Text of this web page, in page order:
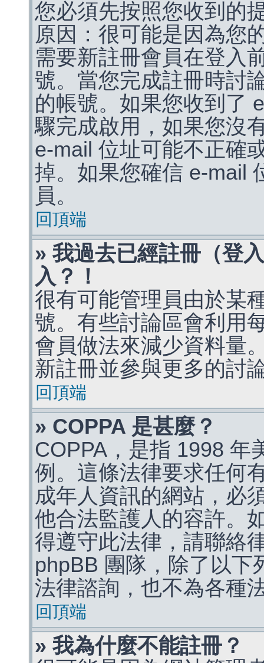
您必須先按照您收到的
原因：很可能是因為您
需要新註冊會員在登入
號。當您完成註冊時討
的帳號。如果您收到了
驟完成啟用，如果您沒
e-mail 位址可能不正確
掉。如果您確信 e-mail
員。
回頂端
» 我過去已經註冊（登
入？！
很有可能管理員由於某
號。有些討論區會利用
會員做法來減少資料量
新註冊並參與更多的討
回頂端
» COPPA 是甚麼？
COPPA，是指 1998 年
例。這條法律要求任何
成年人資訊的網站，必
他合法監護人的容許。
得遵守此法律，請聯絡
phpBB 團隊，除了以下
法律諮詢，也不為各種
回頂端
» 我為什麼不能註冊？